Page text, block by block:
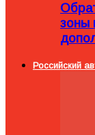
зоны
Российский